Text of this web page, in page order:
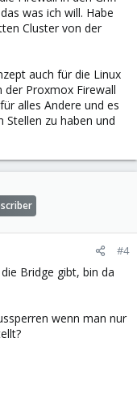
was ich will. Habe
Cluster von der
auch für die Linux
der Proxmox Firewall
alles Andere und es
Stellen zu haben und
#4
Bridge gibt, bin da
wenn man nur